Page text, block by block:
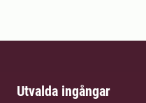
Utvalda ingångar